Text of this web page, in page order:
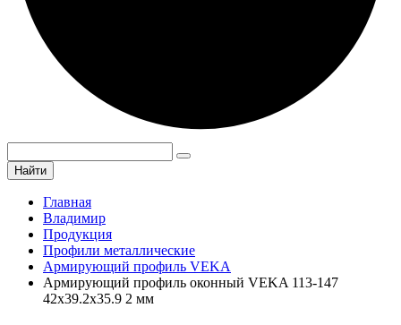
Найти
Главная
Владимир
Продукция
Профили металлические
Армирующий профиль VEKA
Армирующий профиль оконный VEKA 113-147
42х39.2х35.9 2 мм